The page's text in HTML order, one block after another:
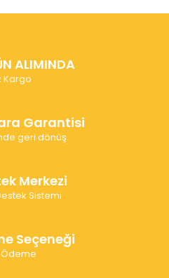
ALIMINDA
Kargo
Garantisi
geri dönüş
Merkezi
Sistemi
Seçeneği